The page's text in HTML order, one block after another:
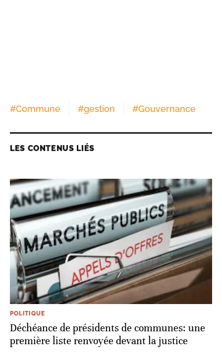
#Commune #gestion #Gouvernance
LES CONTENUS LIÉS
POLITIQUE
Déchéance de présidents de communes: une
première liste renvoyée devant la justice